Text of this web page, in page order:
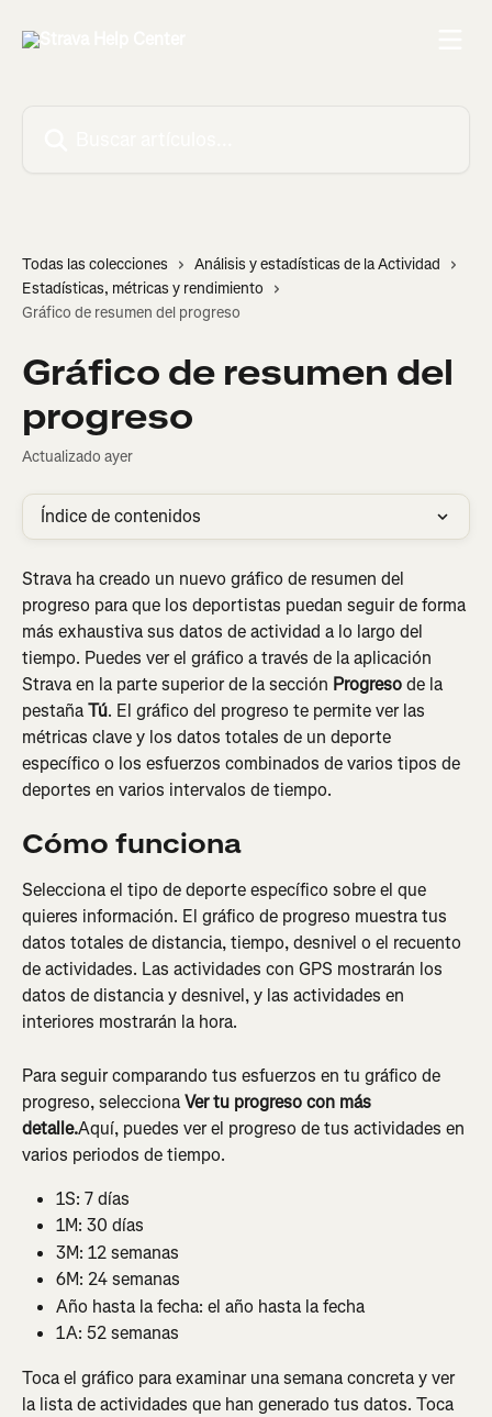
Todas las colecciones
Análisis y estadísticas de la Actividad
Estadísticas, métricas y rendimiento
Gráfico de resumen del progreso
Gráfico de resumen del
progreso
Actualizado ayer
Índice de contenidos
Strava ha creado un nuevo gráfico de resumen del
progreso para que los deportistas puedan seguir de forma
más exhaustiva sus datos de actividad a lo largo del
tiempo. Puedes ver el gráfico a través de la aplicación
Strava en la parte superior de la sección Progreso de la
pestaña Tú. El gráfico del progreso te permite ver las
métricas clave y los datos totales de un deporte
específico o los esfuerzos combinados de varios tipos de
deportes en varios intervalos de tiempo.
Cómo funciona
Selecciona el tipo de deporte específico sobre el que
quieres información. El gráfico de progreso muestra tus
datos totales de distancia, tiempo, desnivel o el recuento
de actividades. Las actividades con GPS mostrarán los
datos de distancia y desnivel, y las actividades en
interiores mostrarán la hora.
Para seguir comparando tus esfuerzos en tu gráfico de
progreso, selecciona Ver tu progreso con más
detalle.Aquí, puedes ver el progreso de tus actividades en
varios periodos de tiempo.
1S: 7 días
1M: 30 días
3M: 12 semanas
6M: 24 semanas
Año hasta la fecha: el año hasta la fecha
1A: 52 semanas
Toca el gráfico para examinar una semana concreta y ver
la lista de actividades que han generado tus datos. Toca